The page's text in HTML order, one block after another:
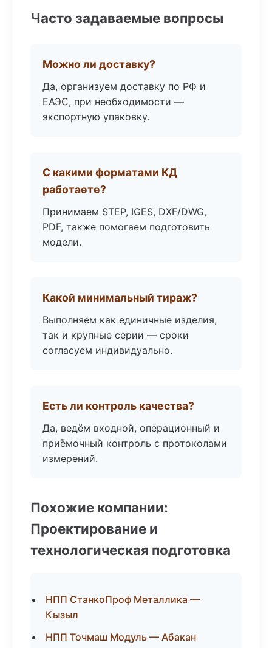
Часто задаваемые вопросы
Можно ли доставку?
Да, организуем доставку по РФ и
ЕАЭС, при необходимости —
экспортную упаковку.
С какими форматами КД
работаете?
Принимаем STEP, IGES, DXF/DWG,
PDF, также помогаем подготовить
модели.
Какой минимальный тираж?
Выполняем как единичные изделия,
так и крупные серии — сроки
согласуем индивидуально.
Есть ли контроль качества?
Да, ведём входной, операционный и
приёмочный контроль с протоколами
измерений.
Похожие компании:
Проектирование и
технологическая подготовка
НПП СтанкоПроф Металлика —
Кызыл
НПП Точмаш Модуль — Абакан